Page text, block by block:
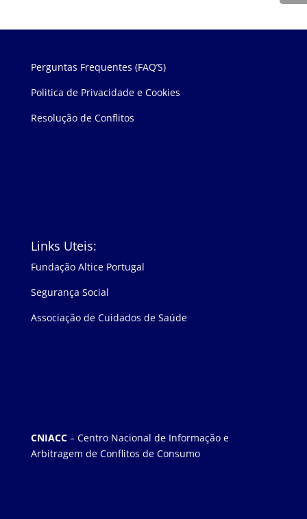
Perguntas Frequentes (FAQ’S)
Politica de Privacidade e Cookies
Resolução de Conflitos
Links Uteis:
Fundação Altice Portugal
Segurança Social
Associação de Cuidados de Saúde
CNIACC– Centro Nacional de Informação e
Arbitragem de Conflitos de Consumo